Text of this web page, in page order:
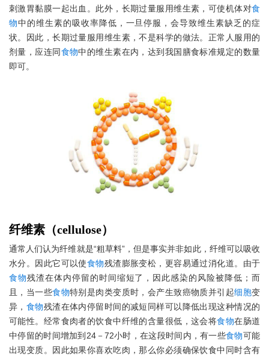
刺激胃黏膜一起出血。此外，长期过量服用维生素，可使机体对食
物中的维生素的吸收率降低，一旦停服，会导致维生素缺乏的症
状。因此，长期过量服用维生素，不是科学的做法。正常人服用的
剂量，应连同食物中的维生素在内，达到我国膳食标准规定的数量
即可。
纤维素（cellulose）
通常人们认为纤维就是“粗草料”，但是事实并非如此，纤维可以吸收
水分。因此它可以使食物残渣膨胀变松，更容易通过消化道。由于
食物残渣在体内停留的时间缩短了，因此感染的风险被降低；而
且，当一些食物特别是肉类变质时，会产生致癌物质并引起细胞变
异， 食物残渣在体内停留时间的减短同样可以降低出现这种情况的
可能性。经常食肉者的饮食中纤维的含量很低，这会将食物在肠道
中停留的时间增加到24－72小时，在这段时间内，有一些食物可能
出现变质。因此如果你喜欢吃肉，那么你必须确保饮食中同时含有